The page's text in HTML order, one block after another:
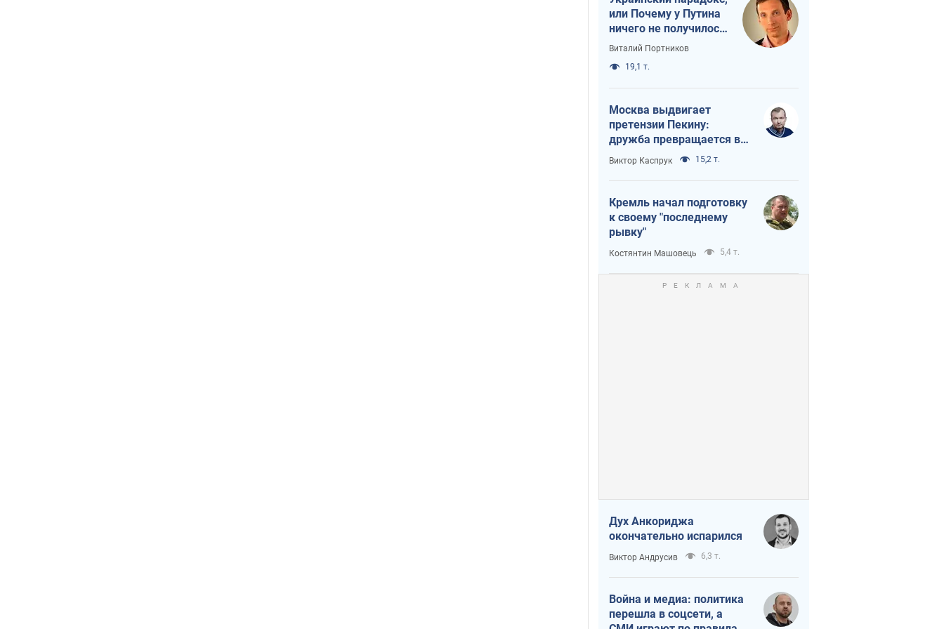
или Почему у Путина
ничего не получилось
с Украиной
Виталий Портников
19,1 т.
Москва выдвигает
претензии Пекину:
дружба превращается в
зависимость России от
Китая
Виктор Каспрук 15,2 т.
Кремль начал подготовку
к своему "последнему
рывку"
Костянтин Машовець 5,4 т.
Дух Анкориджа
окончательно испарился
Виктор Андрусив 6,3 т.
Война и медиа: политика
перешла в соцсети, а